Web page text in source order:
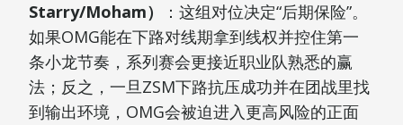
Starry/Moham）
：这组对位决定“后期保险”。
如果OMG能在下路对线期拿到线权并控住第一
条小龙节奏，系列赛会更接近职业队熟悉的赢
法；反之，一旦ZSM下路抗压成功并在团战里找
到输出环境，OMG会被迫进入更高风险的正面